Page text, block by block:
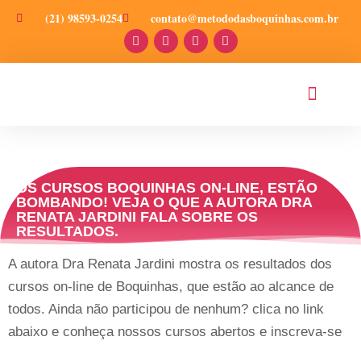
(21) 98593-0254 contato@metododasboquinhas.com.br
OS CURSOS BOQUINHAS ON-LINE, ESTÃO
BOMBANDO! VEJA O QUE A AUTORA DRA
RENATA JARDINI FALA SOBRE OS
RESULTADOS.
A autora Dra Renata Jardini mostra os resultados dos
cursos on-line de Boquinhas, que estão ao alcance de
todos. Ainda não participou de nenhum? clica no link
abaixo e conheça nossos cursos abertos e inscreva-se